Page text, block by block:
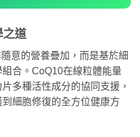
之道
意的營養疊加，而是基於細
合。CoQ10在線粒體能量
多種活性成分的協同支援，
細胞修復的全方位健康方